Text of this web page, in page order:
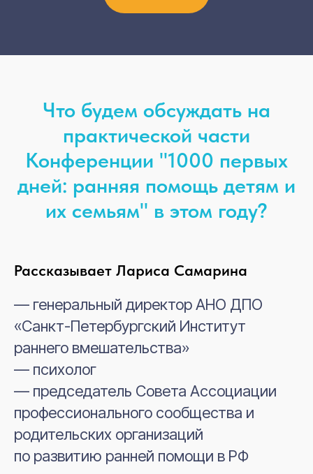
Что будем обсуждать на
практической части
Конференции "1000 первых
дней: ранняя помощь детям и
их семьям" в этом году?
Рассказывает Лариса Самарина
— генеральный директор АНО ДПО
«Санкт-Петербургский Институт
раннего вмешательства»
— психолог
— председатель Совета Ассоциации
профессионального сообщества и
родительских организаций
по развитию ранней помощи в РФ
Наша преконференс
будет посвящена
вопросам
организации работы
специалистов разной
профессиональной
принадлежности в соответствии